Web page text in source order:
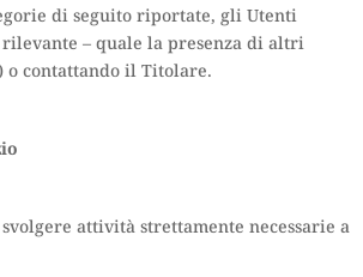
di seguito riportate, gli Utenti
– quale la presenza di altri
contattando il Titolare.
attività strettamente necessarie a